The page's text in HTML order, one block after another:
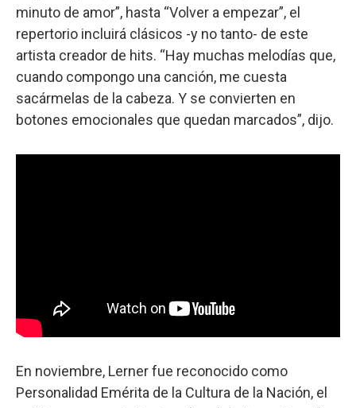
minuto de amor”, hasta “Volver a empezar”, el
repertorio incluirá clásicos -y no tanto- de este
artista creador de hits. “Hay muchas melodías que,
cuando compongo una canción, me cuesta
sacármelas de la cabeza. Y se convierten en
botones emocionales que quedan marcados”, dijo.
En noviembre, Lerner fue reconocido como
Personalidad Emérita de la Cultura de la Nación, el